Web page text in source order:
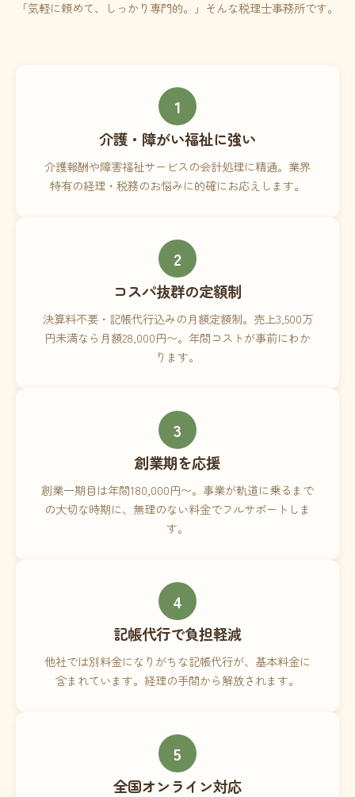
「気軽に頼めて、しっかり専門的。」そんな税理士事務所です。
1
介護・障がい福祉に強い
介護報酬や障害福祉サービスの会計処理に精通。業界
特有の経理・税務のお悩みに的確にお応えします。
2
コスパ抜群の定額制
決算料不要・記帳代行込みの月額定額制。売上3,500万
円未満なら月額28,000円〜。年間コストが事前にわか
ります。
3
創業期を応援
創業一期目は年間180,000円〜。事業が軌道に乗るまで
の大切な時期に、無理のない料金でフルサポートしま
す。
4
記帳代行で負担軽減
他社では別料金になりがちな記帳代行が、基本料金に
含まれています。経理の手間から解放されます。
5
全国オンライン対応